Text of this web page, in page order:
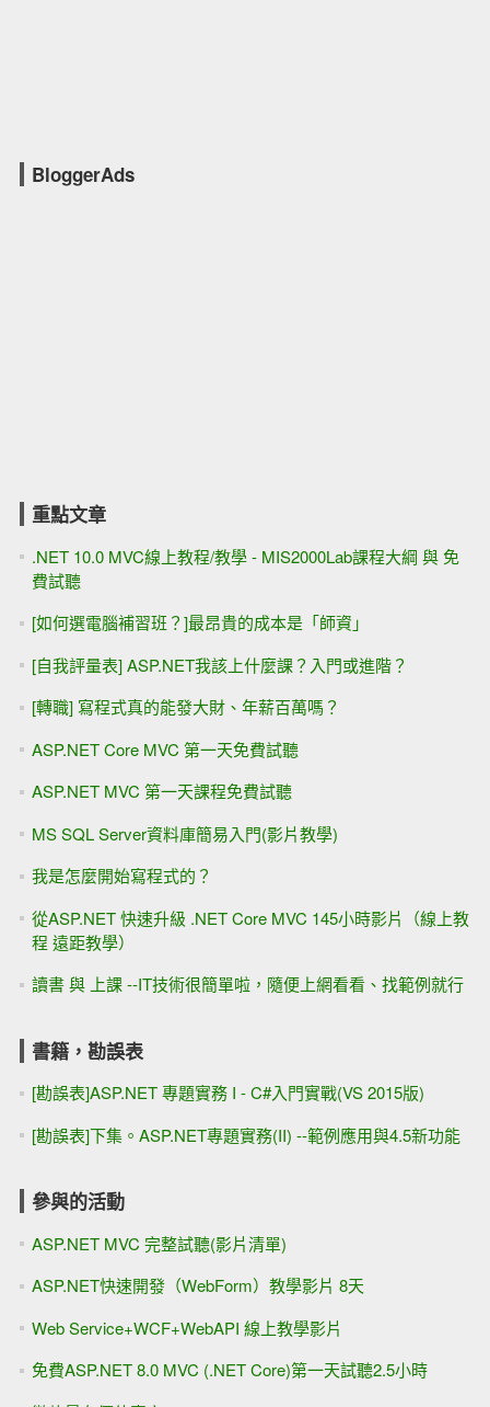
BloggerAds
重點文章
.NET 10.0 MVC線上教程/教學 - MIS2000Lab課程大綱 與 免
費試聽
[如何選電腦補習班？]最昂貴的成本是「師資」
[自我評量表] ASP.NET我該上什麼課？入門或進階？
[轉職] 寫程式真的能發大財、年薪百萬嗎？
ASP.NET Core MVC 第一天免費試聽
ASP.NET MVC 第一天課程免費試聽
MS SQL Server資料庫簡易入門(影片教學)
我是怎麼開始寫程式的？
從ASP.NET 快速升級 .NET Core MVC 145小時影片（線上教
程 遠距教學）
讀書 與 上課 --IT技術很簡單啦，隨便上網看看、找範例就行
書籍，勘誤表
[勘誤表]ASP.NET 專題實務 I - C#入門實戰(VS 2015版)
[勘誤表]下集。ASP.NET專題實務(II) --範例應用與4.5新功能
參與的活動
ASP.NET MVC 完整試聽(影片清單)
ASP.NET快速開發（WebForm）教學影片 8天
Web Service+WCF+WebAPI 線上教學影片
免費ASP.NET 8.0 MVC (.NET Core)第一天試聽2.5小時